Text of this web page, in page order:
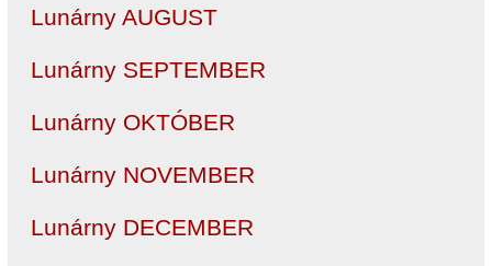
Lunárny AUGUST
Lunárny SEPTEMBER
Lunárny OKTÓBER
Lunárny NOVEMBER
Lunárny DECEMBER